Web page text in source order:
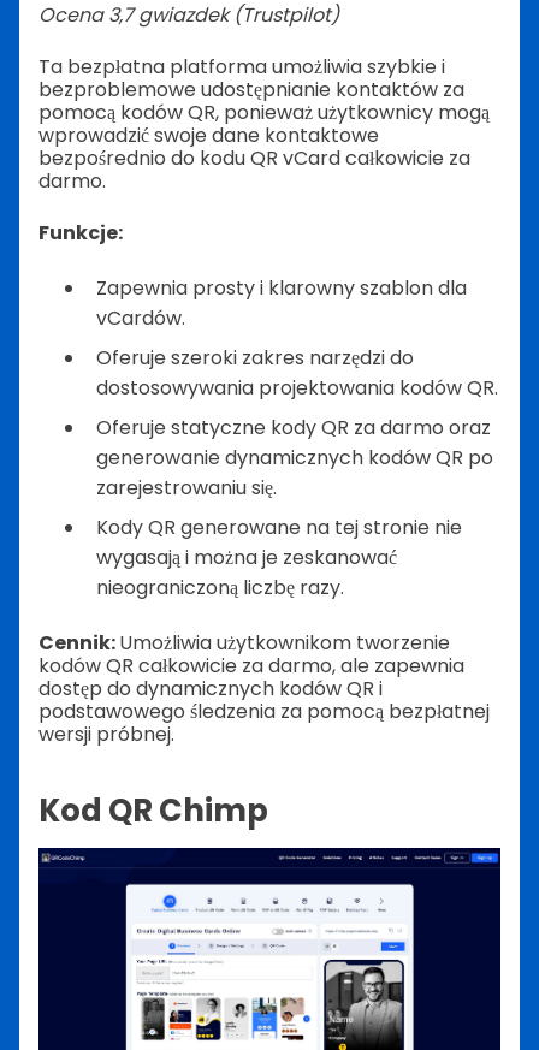
Ocena 3,7 gwiazdek (Trustpilot)
Ta bezpłatna platforma umożliwia szybkie i
bezproblemowe udostępnianie kontaktów za
pomocą kodów QR, ponieważ użytkownicy mogą
wprowadzić swoje dane kontaktowe
bezpośrednio do kodu QR vCard całkowicie za
darmo.
Funkcje:
Zapewnia prosty i klarowny szablon dla
vCardów.
Oferuje szeroki zakres narzędzi do
dostosowywania projektowania kodów QR.
Oferuje statyczne kody QR za darmo oraz
generowanie dynamicznych kodów QR po
zarejestrowaniu się.
Kody QR generowane na tej stronie nie
wygasają i można je zeskanować
nieograniczoną liczbę razy.
Cennik:Umożliwia użytkownikom tworzenie
kodów QR całkowicie za darmo, ale zapewnia
dostęp do dynamicznych kodów QR i
podstawowego śledzenia za pomocą bezpłatnej
wersji próbnej.
Kod QR Chimp